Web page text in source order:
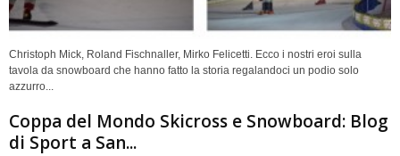
Christoph Mick, Roland Fischnaller, Mirko Felicetti. Ecco i nostri eroi sulla
tavola da snowboard che hanno fatto la storia regalandoci un podio solo
azzurro...
Coppa del Mondo Skicross e Snowboard: Blog
di Sport a San...